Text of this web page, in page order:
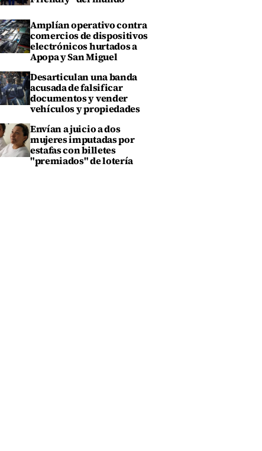
Amplían operativo contra
comercios de dispositivos
electrónicos hurtados a
Apopa y San Miguel
Desarticulan una banda
acusada de falsificar
documentos y vender
vehículos y propiedades
Envían a juicio a dos
mujeres imputadas por
estafas con billetes
"premiados" de lotería